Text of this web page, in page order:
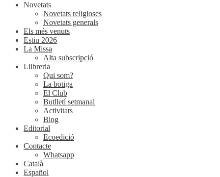
Novetats
Novetats religioses
Novetats generals
Els més venuts
Estiu 2026
La Missa
Alta subscripció
Llibreria
Qui som?
La botiga
El Club
Butlletí setmanal
Activitats
Blog
Editorial
Ecoedició
Contacte
Whatsapp
Català
Español